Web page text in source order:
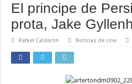
El principe de
prota, Jake
Rafael Calderón Noticias de cine